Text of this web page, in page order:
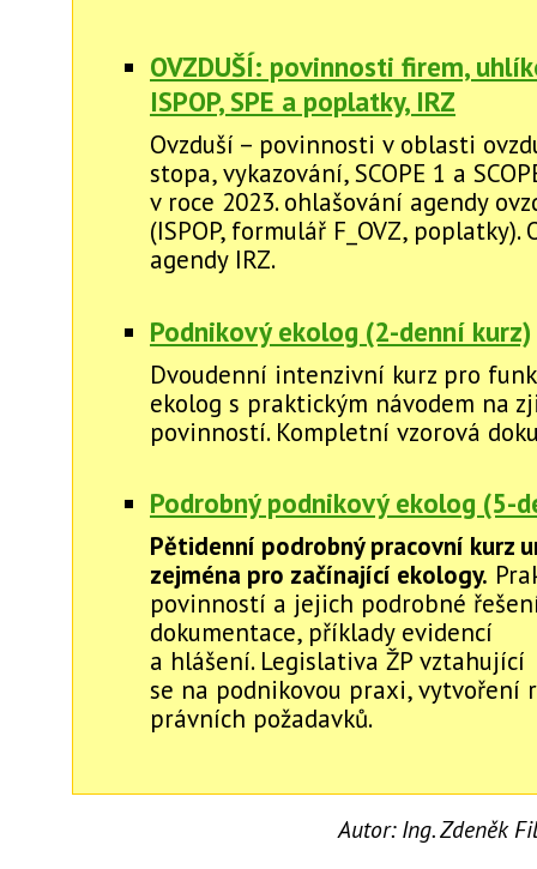
OVZDUŠÍ: povinnosti firem,
ISPOP, SPE a poplatky, IRZ
Ovzduší – povinnosti v oblasti
stopa, vykazování, SCOPE 1 a
v roce 2023. ohlašování agendy
(ISPOP, formulář F_OVZ, poplatky).
agendy IRZ.
Podnikový ekolog (2-denní kurz)
Dvoudenní intenzivní kurz pro
ekolog s praktickým návodem na
povinností. Kompletní vzorová
Podrobný podnikový ekolog (5-
Pětidenní podrobný pracovní kurz
zejména pro začínající ekology.
povinností a jejich podrobné
dokumentace, příklady evidencí
a hlášení. Legislativa ŽP vztahující
se na podnikovou praxi, vytvoření
právních požadavků.
Autor: Ing. Zdeněk